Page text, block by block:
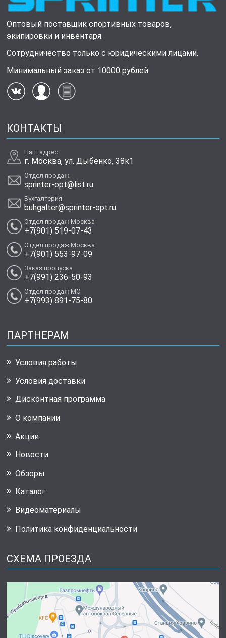
Оптовый поставщик спортивных товаров,
экипировки и инвентаря.
Сотрудничество только с юридическими лицами.
Минимальный заказ от 10000 рублей.
КОНТАКТЫ
Наш адрес
г. Москва, ул. Дыбенко, 38к1
Отдел продаж
sprinter-opt@list.ru
Бухгалтерия
buhgalter@sprinter-opt.ru
Отдел продаж Москва
+7(901) 519-07-43
Отдел продаж Москва
+7(901) 553-97-09
Заказ пропуска
+7(991) 236-50-93
Отдел продаж МО
+7(993) 891-75-80
ПАРТНЕРАМ
Условия работы
Условия доставки
Дисконтная программа
О компании
Акции
Новости
Обзоры
Каталог
Видеоматериалы
Политика конфиденциальности
СХЕМА ПРОЕЗДА